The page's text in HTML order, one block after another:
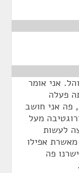
אני אומר
פעלה
פה אני חושב
מעל
לעשות
אפילו
פה